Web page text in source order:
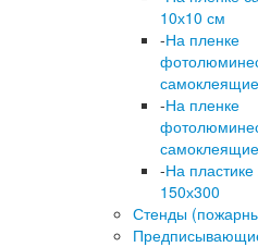
10х10 см
-На пленке
-На пленке
-На
150х300
Стенды